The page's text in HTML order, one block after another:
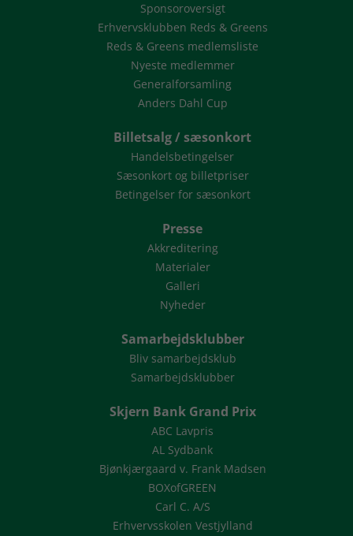
Sponsoroversigt
Erhvervsklubben Reds & Greens
Reds & Greens medlemsliste
Nyeste medlemmer
Generalforsamling
Anders Dahl Cup
Billetsalg / sæsonkort
Handelsbetingelser
Sæsonkort og billetpriser
Betingelser for sæsonkort
Presse
Akkreditering
Materialer
Galleri
Nyheder
Samarbejdsklubber
Bliv samarbejdsklub
Samarbejdsklubber
Skjern Bank Grand Prix
ABC Lavpris
AL Sydbank
Bjønkjærgaard v. Frank Madsen
BOXofGREEN
Carl C. A/S
Erhvervsskolen Vestjylland